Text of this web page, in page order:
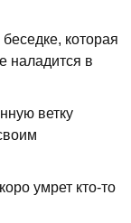
которая
наладится в
ветку
умрет кто-то